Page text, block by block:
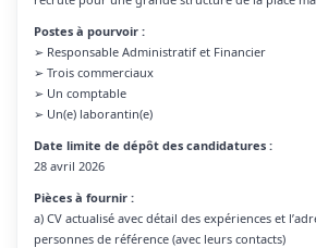
Postes à pourvoir :
➢ Responsable Administratif et Financier
➢ Trois commerciaux
➢ Un comptable
➢ Un(e) laborantin(e)
Date limite de dépôt des candidatures :
28 avril 2026
Pièces à fournir :
a) CV actualisé avec détail des expériences et
personnes de référence (avec leurs contacts)